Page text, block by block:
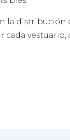
la distribución
cada vestuario,